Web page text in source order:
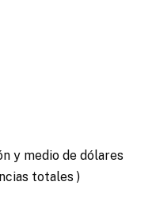
y medio de dólares
totales )